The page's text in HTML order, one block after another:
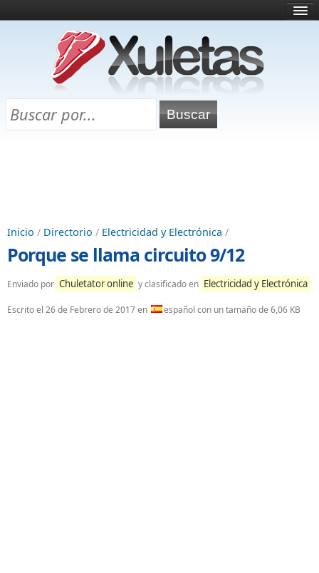
¿Qué es esto?
Directorio
Chuletas para exámenes
Inicio / Directorio / Electricidad y Electrónica /
Porque se llama circuito 9/12
Enviado por Chuletator online y clasificado en Electricidad y Electrónica
Escrito el 26 de Febrero de 2017en español con un tamaño de 6,06 KB